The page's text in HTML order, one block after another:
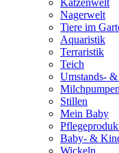
Katzenwelt
Nagerwelt
Tiere im
Aquaristik
Terraristik
Teich
Umstands-
Milchpumpen
Stillen
Mein Baby
Baby- &
Wickeln